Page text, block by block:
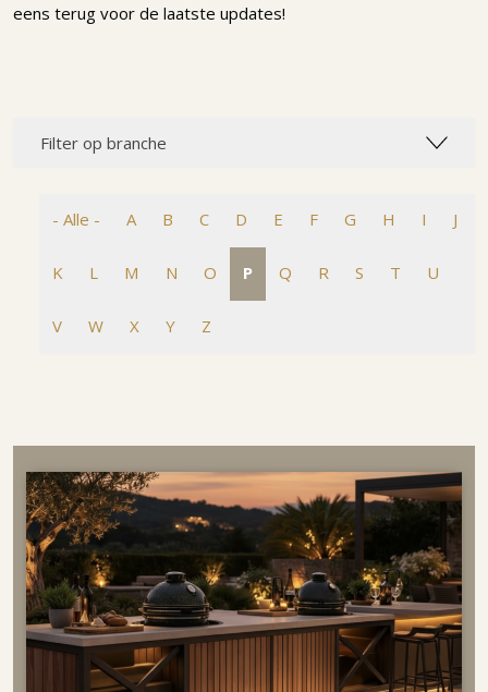
eens terug voor de laatste updates!
Filter op branche
- Alle - A B C D E F G H I J
K L M N O P Q R S T U
V W X Y Z